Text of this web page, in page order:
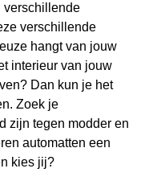
verschillende
verschillende
hangt van jouw
interieur van jouw
Dan kun je het
Zoek je
zijn tegen modder en
automatten een
kies jij?